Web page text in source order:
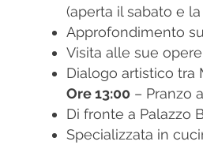
(aperta il sabato e
Approfondimento
Visita alle sue
Dialogo artistico tra
Ore 13:00 – Pranzo
Di fronte a Palazzo
Specializzata in